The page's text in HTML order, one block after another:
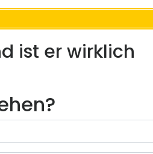
ist er wirklich